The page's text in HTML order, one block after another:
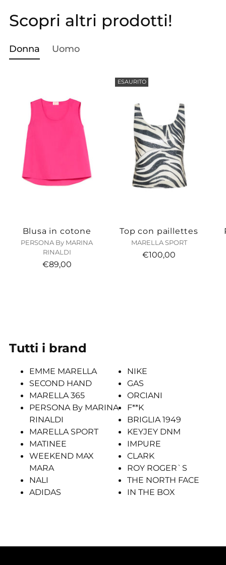
Aggiungere
un
al
Scopri altri prodotti!
Donna Uomo
Blusa in cotone
PERSONA By MARINA
RINALDI
€89,00
ESAURITO
Top con paillettes
MARELLA SPORT
€100,00
Tutti i brand
EMME MARELLA
SECOND HAND
MARELLA 365
PERSONA By MARINA
RINALDI
MARELLA SPORT
MATINEE
WEEKEND MAX
MARA
NALI
ADIDAS
NIKE
GAS
ORCIANI
F**K
BRIGLIA 1949
KEYJEY DNM
IMPURE
CLARK
ROY ROGER`S
THE NORTH FACE
IN THE BOX